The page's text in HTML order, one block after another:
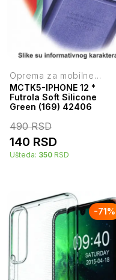
Oprema za mobilne
telefone
MCTK5-IPHONE 12 *
Futrola Soft Silicone
Green (169) 42406
490RSD
140 RSD
Ušteda: 350 RSD
-71%